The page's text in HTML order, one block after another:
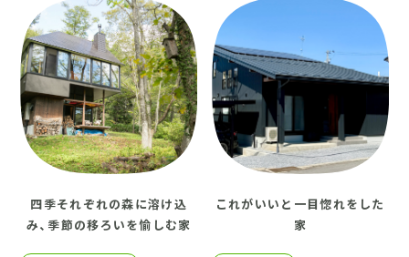
ブログ
四季それぞれの森に溶け込
み、季節の移ろいを愉しむ家
これがいいと一目惚れをした
家